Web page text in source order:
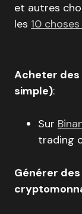
et autres
les 10
Acheter
simple):
Sur
trading
Générer